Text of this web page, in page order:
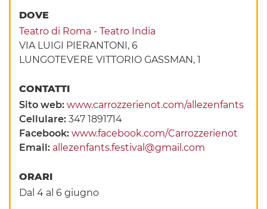
DOVE
Teatro di Roma - Teatro India
VIA LUIGI PIERANTONI, 6
LUNGOTEVERE VITTORIO GASSMAN, 1
CONTATTI
Sito web:www.carrozzerienot.com/allezenfants
Cellulare:347 1891714
Facebook:www.facebook.com/Carrozzerienot
Email: allezenfants.festival@gmail.com
ORARI
Dal 4 al 6 giugno